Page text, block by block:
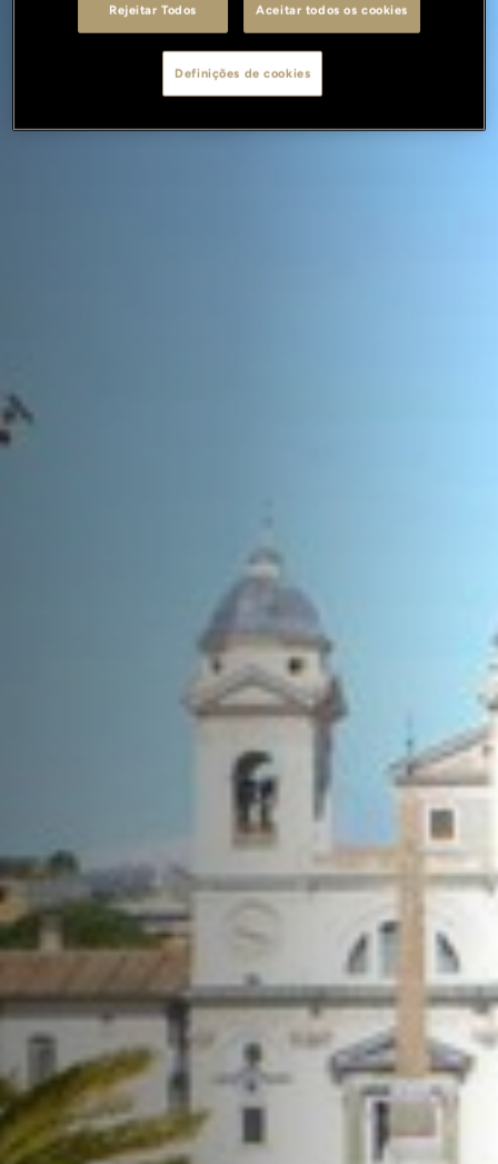
Rejeitar Todos Aceitar todos os cookies
Definições de cookies